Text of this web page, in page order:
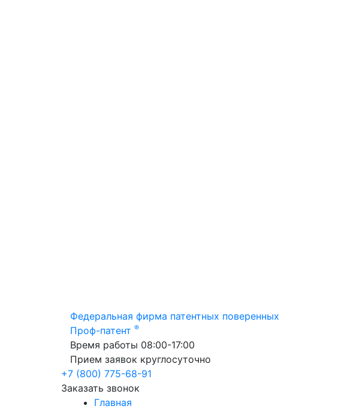
Федеральная фирма патентных поверенных
Проф-патент ®
Время работы 08:00-17:00
Прием заявок круглосуточно
+7 (800) 775-68-91
Заказать звонок
Главная